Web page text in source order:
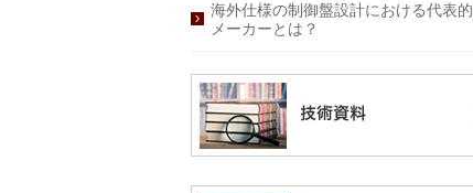
海外仕様の制御盤設計における代表的
メーカーとは？